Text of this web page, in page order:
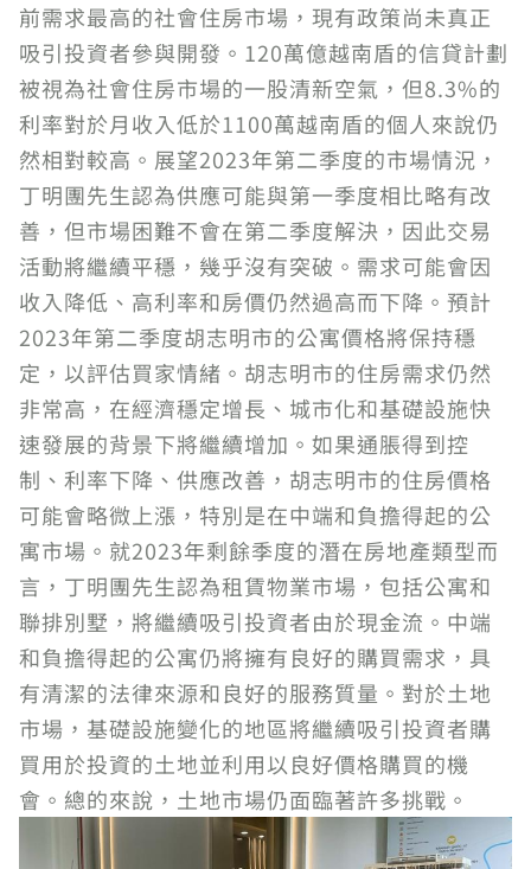
前需求最高的社會住房市場，現有政策尚未真正
吸引投資者參與開發。120萬億越南盾的信貸計劃
被視為社會住房市場的一股清新空氣，但8.3%的
利率對於月收入低於1100萬越南盾的個人來說仍
然相對較高。展望2023年第二季度的市場情況，
丁明團先生認為供應可能與第一季度相比略有改
善，但市場困難不會在第二季度解決，因此交易
活動將繼續平穩，幾乎沒有突破。需求可能會因
收入降低、高利率和房價仍然過高而下降。預計
2023年第二季度胡志明市的公寓價格將保持穩
定，以評估買家情緒。胡志明市的住房需求仍然
非常高，在經濟穩定增長、城市化和基礎設施快
速發展的背景下將繼續增加。如果通脹得到控
制、利率下降、供應改善，胡志明市的住房價格
可能會略微上漲，特別是在中端和負擔得起的公
寓市場。就2023年剩餘季度的潛在房地產類型而
言，丁明團先生認為租賃物業市場，包括公寓和
聯排別墅，將繼續吸引投資者由於現金流。中端
和負擔得起的公寓仍將擁有良好的購買需求，具
有清潔的法律來源和良好的服務質量。對於土地
市場，基礎設施變化的地區將繼續吸引投資者購
買用於投資的土地並利用以良好價格購買的機
會。總的來說，土地市場仍面臨著許多挑戰。